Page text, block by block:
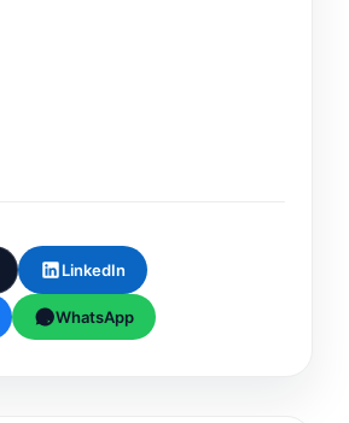
LinkedIn
WhatsApp